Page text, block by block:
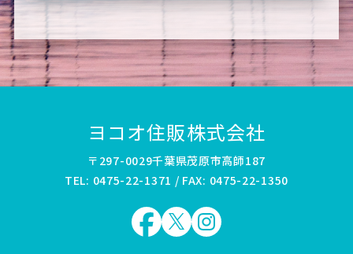
ヨコオ住販株式会社
〒297-0029千葉県茂原市高師187
TEL: 0475-22-1371 / FAX: 0475-22-1350